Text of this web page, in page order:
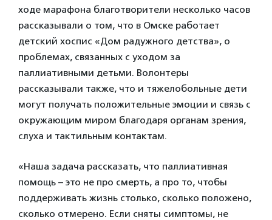
ходе марафона благотворители несколько часов
рассказывали о том, что в Омске работает
детский хоспис «Дом радужного детства», о
проблемах, связанных с уходом за
паллиативными детьми. Волонтеры
рассказывали также, что и тяжелобольные дети
могут получать положительные эмоции и связь с
окружающим миром благодаря органам зрения,
слуха и тактильным контактам.
«Наша задача рассказать, что паллиативная
помощь – это не про смерть, а про то, чтобы
поддерживать жизнь столько, сколько положено,
сколько отмерено. Если сняты симптомы, не